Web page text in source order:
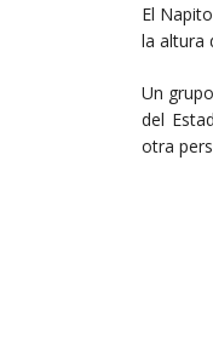
El
la altura
Un
del
otra